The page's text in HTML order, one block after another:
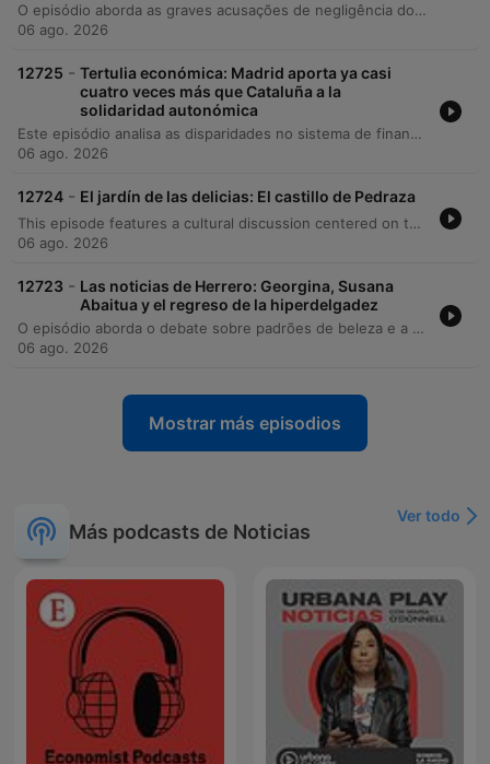
O episódio aborda as graves acusações de negligência do governo espanhol na gestão migratória em Ceuta, discutindo a falta de coordenação com agências europeias e as tensões entre o Ministro do Interior, Marlaska, e os serviços de inteligência (CNI). O debate explora como a omissão estatal impacta a segurança e a vida dos cidadãos na região. A discussão expande-se para a geopolítica do futebol, analisando possíveis acordos da FIFA envolvendo Marrocos e as alianças entre figuras como Florentino Pérez e a UEFA. Por fim, o programa analisa o isolamento político de José Luis Rodríguez Zapatero e as implicações judiciais e reputacionais que os processos em curso trazem para o PSOE.
06 ago. 2026
12725 - Tertulia económica: Madrid aporta ya casi
cuatro veces más que Cataluña a la
solidaridad autonómica
Este episódio analisa as disparidades no sistema de financiamento das comunidades autónomas na Espanha, focando na contribuição desproporcional de Madrid em relação a outras regiões e nas críticas à centralização fiscal pelo governo central. O debate aborda também a falta de transparência no regime fiscal de Canarias. Adicionalmente, discute-se a crise estrutural do mercado de trabalho espanhol, caracterizada pelo paradoxo entre o elevado número de desempregados e a existência de inúmeras vacantes não preenchidas, questionando as políticas atuais de incentivos ao emprego.
06 ago. 2026
12724 - El jardín de las delicias: El castillo de Pedraza
This episode features a cultural discussion centered on the Beach Boys' classic hit 'Surfing USA,' exploring its musical history, including its connection to Chuck Berry and the group's origins in California. The conversation transitions into a travel guide for Pedraza, a medieval village in Segovia, highlighting its historical significance, the renovated castle, and local legends of ghosts and white ladies. The segment also promotes a unique magic and mentalism spectacle by Jorge Blas held within the Castle of Pedraza. The hosts discuss the immersive experience of discovering the castle's secrets through magic, alongside recommendations for visiting the village's historic churches, enjoying Segovian lamb, and exploring artisanal shops during the summer season.
06 ago. 2026
12723 - Las noticias de Herrero: Georgina, Susana
Abaitua y el regreso de la hiperdelgadez
O episódio aborda o debate sobre padrões de beleza e a pressão estética nas redes sociais, analisando os impactos psicológicos da comparação corporal em adolescentes. Além disso, discute os efeitos severos da seca nos rios Danúbio e Reno na Europa, detalhando como o baixo nível da água compromete o turismo fluvial, o transporte de mercadorias e o resfriamento de centrais nucleares.
06 ago. 2026
Mostrar más episodios
Más podcasts de Noticias
Ver todo